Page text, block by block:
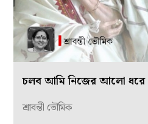
চলব আমি নিজের আলো ধরে
শ্রাবন্তী ভৌমিক